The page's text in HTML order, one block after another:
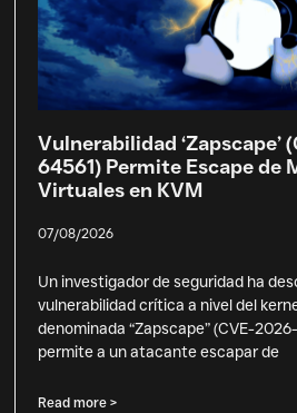
Vulnerabilidad ‘Zapscape’
64561) Permite Escape de
Virtuales en KVM
07/08/2026
Un investigador de seguridad ha
vulnerabilidad crítica a nivel del
denominada “Zapscape” (CVE-
permite a un atacante escapar de
Read more >